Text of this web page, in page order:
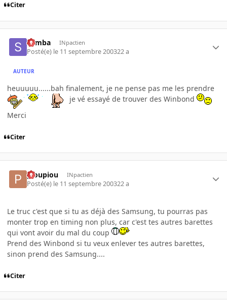
Citer
Semba INpactien
Posté(e) le 11 septembre 200322 a
AUTEUR
heuuuuu......bah finalement, je ne pense pas me les prendre
je vé essayé de trouver des Winbond
Merci
Citer
pioupiou INpactien
Posté(e) le 11 septembre 200322 a
Le truc c'est que si tu as déjà des Samsung, tu pourras pas
monter trop en timing non plus, car c'est tes autres barettes
qui vont avoir du mal du coup
Prend des Winbond si tu veux enlever tes autres barettes,
sinon prend des Samsung....
Citer